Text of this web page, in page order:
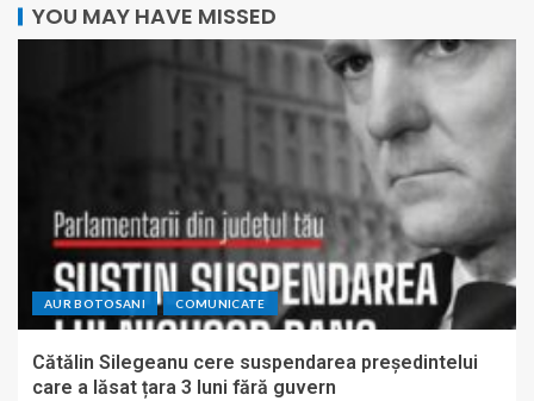
YOU MAY HAVE MISSED
AUR BOTOSANI COMUNICATE
Cătălin Silegeanu cere suspendarea președintelui
care a lăsat țara 3 luni fără guvern